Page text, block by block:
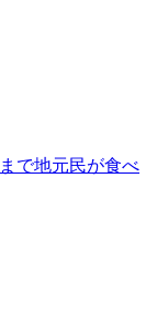
で地元民が食べ